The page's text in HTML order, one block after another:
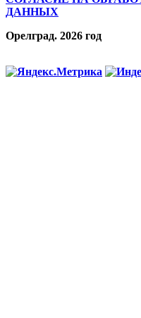
ДАННЫХ
Орелград. 2026 год